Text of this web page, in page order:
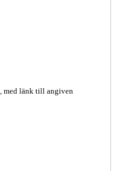
med länk till angiven